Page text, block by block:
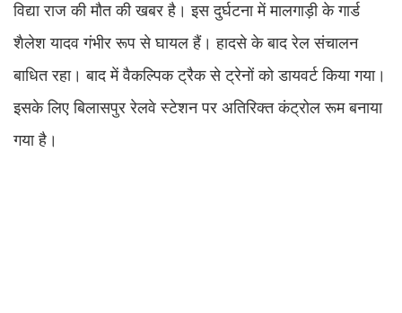
विद्या राज की मौत की खबर है। इस दुर्घटना में मालगाड़ी के गार्ड
शैलेश यादव गंभीर रूप से घायल हैं। हादसे के बाद रेल संचालन
बाधित रहा। बाद में वैकल्पिक ट्रैक से ट्रेनों को डायवर्ट किया गया।
इसके लिए बिलासपुर रेलवे स्टेशन पर अतिरिक्त कंट्रोल रूम बनाया
गया है।